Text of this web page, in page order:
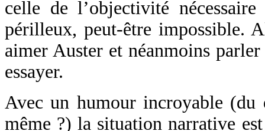
celle de l’objectivité
périlleux, peut-être impossible.
aimer Auster et néanmoins
essayer.
Avec un humour incroyable
même ?) la situation narrative